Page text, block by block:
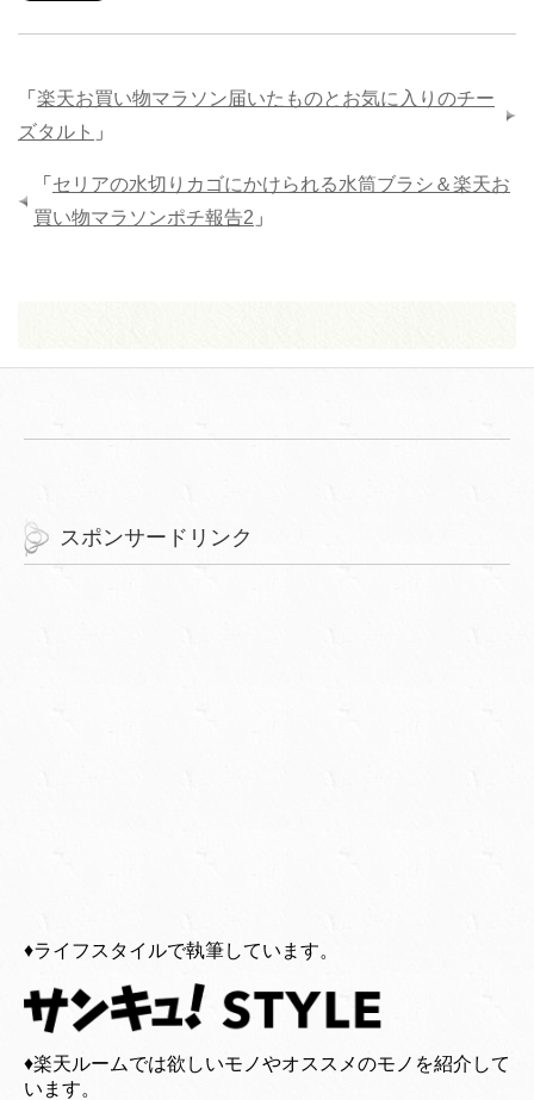
「 楽天お買い物マラソン届いたものとお気に入りのチー
ズタルト 」
「 セリアの水切りカゴにかけられる水筒ブラシ＆楽天お
買い物マラソンポチ報告2 」
スポンサードリンク
♦︎ライフスタイルで執筆しています。
♦︎楽天ルームでは欲しいモノやオススメのモノを紹介して
います。